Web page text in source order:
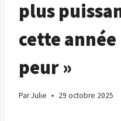
plus
cette
peur »
ParJulie 29 octobre 2025